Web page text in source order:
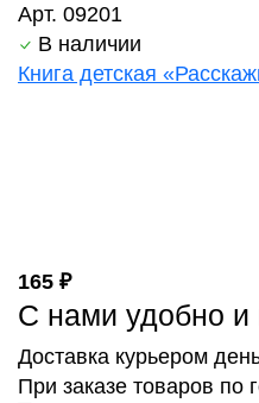
Арт. 09201
В наличии
Книга детская
165 ₽
С нами удобно и
Доставка курьером
При заказе товаров по